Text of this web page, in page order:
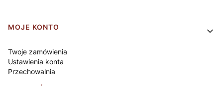
Linki w stopce
MOJE KONTO
Twoje zamówienia
Ustawienia konta
Przechowalnia